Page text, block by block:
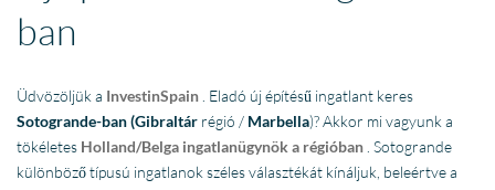
ban
Üdvözöljük a InvestinSpain . Eladó új építésű ingatlant keres
Sotogrande-ban(Gibraltár régió / Marbella)? Akkor mi vagyunk a
tökéletes Holland/Belga ingatlanügynök a régióban . Sotogrande
különböző típusú ingatlanok széles választékát kínáljuk, beleértve a